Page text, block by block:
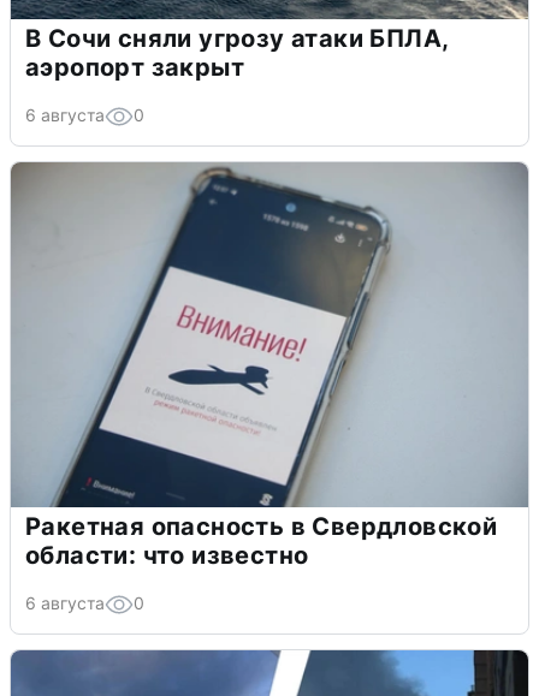
В Сочи сняли угрозу атаки БПЛА,
аэропорт закрыт
6 августа 0
Ракетная опасность в Свердловской
области: что известно
6 августа 0